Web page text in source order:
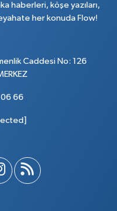
haberleri, köşe yazıları,
her konuda Flow!
Caddesi No: 126
66